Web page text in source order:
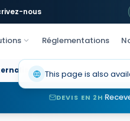
nous Baromètre 2026 :
Réglementations
DEVIS EN 2H·
This page is also